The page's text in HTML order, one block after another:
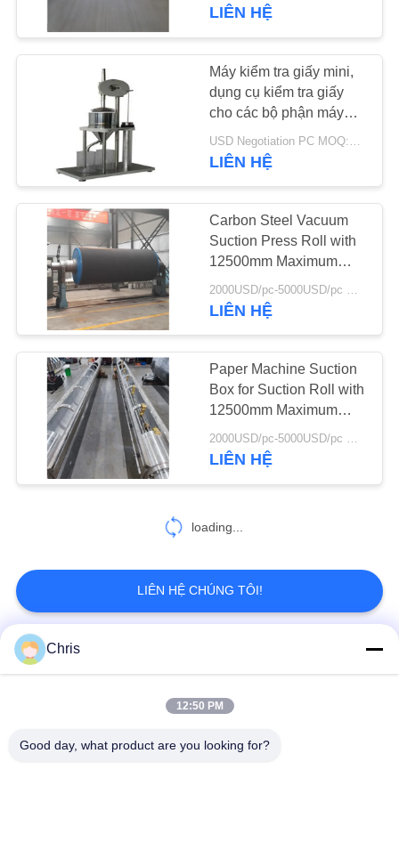
PRIVACY
LIÊN HỆ
Máy kiểm tra giấy mini,
dụng cụ kiểm tra giấy
cho các bộ phận máy
nghiền giấy
LIÊN HỆ
Carbon Steel Vacuum
Suction Press Roll with
12500mm Maximum
Face Length and
2000m/min Maximum
Speed for Paper
2000USD/pc-5000USD/pc MOQ:1 cái
LIÊN HỆ
Paper Machine Suction
Box for Suction Roll with
12500mm Maximum
Face Length 2000m/min
Speed and CNC
Machining
2000USD/pc-5000USD/pc MOQ:1 cái
LIÊN HỆ
loading...
LIÊN HỆ CHÚNG TÔI!
Danh mục phổ biến
Chris
12:50 PM
Good day, what product are you looking for?